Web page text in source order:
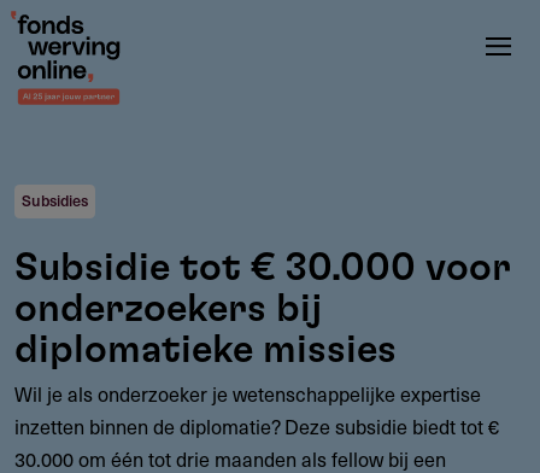
Overslaan
naar
de
gaan
Subsidies
Subsidie tot € 30.000 voor
onderzoekers bij
diplomatieke missies
Wil je als onderzoeker je wetenschappelijke expertise
inzetten binnen de diplomatie? Deze subsidie biedt tot €
30.000 om één tot drie maanden als fellow bij een